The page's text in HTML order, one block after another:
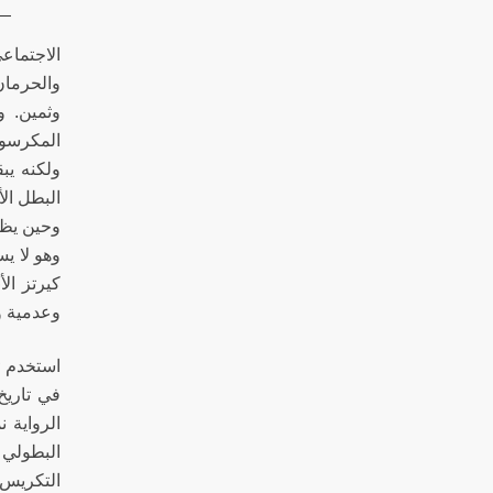
وثمين.
ولكنه
البطل
وحين
وهو لا
كيرتز
وعدمية
في